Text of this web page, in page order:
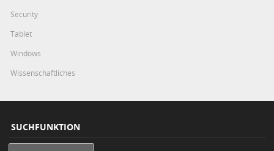
Security
Tablet
Windows
Wissenschaftliches
SUCHFUNKTION